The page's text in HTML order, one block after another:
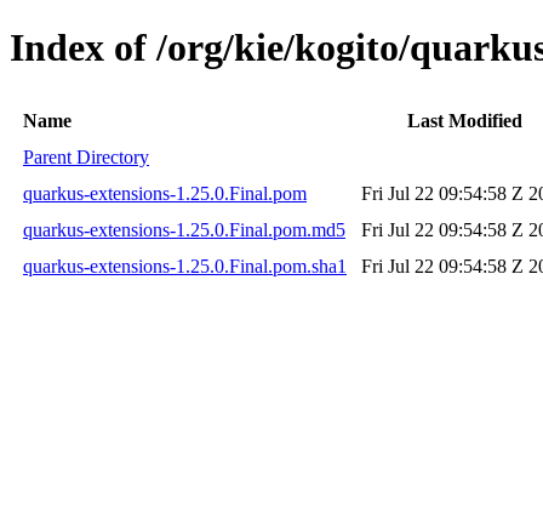
Index of /org/kie/kogito/
Name
Last Modified
Parent Directory
quarkus-extensions-1.25.0.Final.pom
Fri Jul 22 09:54:58 Z
quarkus-extensions-1.25.0.Final.pom.md5
Fri Jul 22 09:54:58 Z
quarkus-extensions-1.25.0.Final.pom.sha1
Fri Jul 22 09:54:58 Z